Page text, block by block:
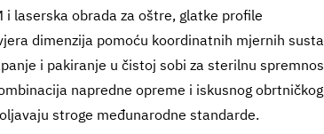
i laserska obrada za oštre, glatke profile
dimenzija pomoću koordinatnih mjernih
i pakiranje u čistoj sobi za sterilnu
napredne opreme i iskusnog
stroge međunarodne standarde.